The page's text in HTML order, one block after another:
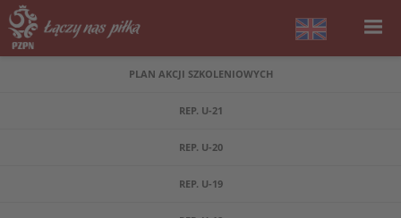
PLAN AKCJI SZKOLENIOWYCH
REP. U-21
REP. U-20
REP. U-19